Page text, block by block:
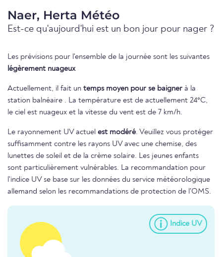
Naer, Herta Météo
Est-ce qu'aujourd'hui est un bon jour pour nager ?
Les prévisions pour l'ensemble de la journée sont les suivantes
légèrement nuageux
Actuellement, il fait un temps moyen pour se baigner à la
station balnéaire . La température est de actuellement 24°C,
le ciel est nuageux et la vitesse du vent est de 7 km/h.
Le rayonnement UV actuel est modéré. Veuillez vous protéger
suffisamment contre les rayons UV avec une chemise, des
lunettes de soleil et de la crème solaire. Les jeunes enfants
sont particulièrement vulnérables. La recommandation pour
l'indice UV se base sur les données du service météorologique
allemand selon les recommandations de protection de l'OMS.
Indice UV